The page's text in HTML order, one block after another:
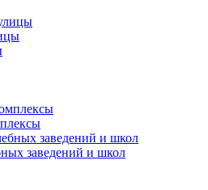
заведений и школ